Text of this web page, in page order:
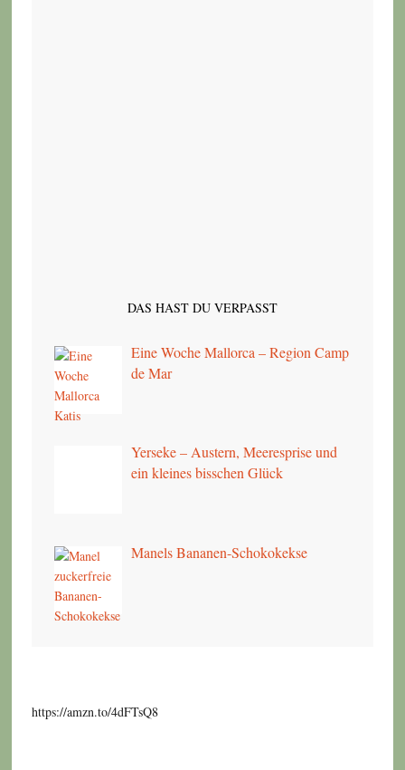
DAS HAST DU VERPASST
Eine Woche Mallorca – Region Camp
de Mar
Yerseke – Austern, Meeresprise und
ein kleines bisschen Glück
Manels Bananen-Schokokekse
https://amzn.to/4dFTsQ8